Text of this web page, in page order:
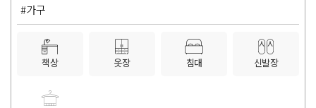
#가구
책상 옷장 침대 신발장